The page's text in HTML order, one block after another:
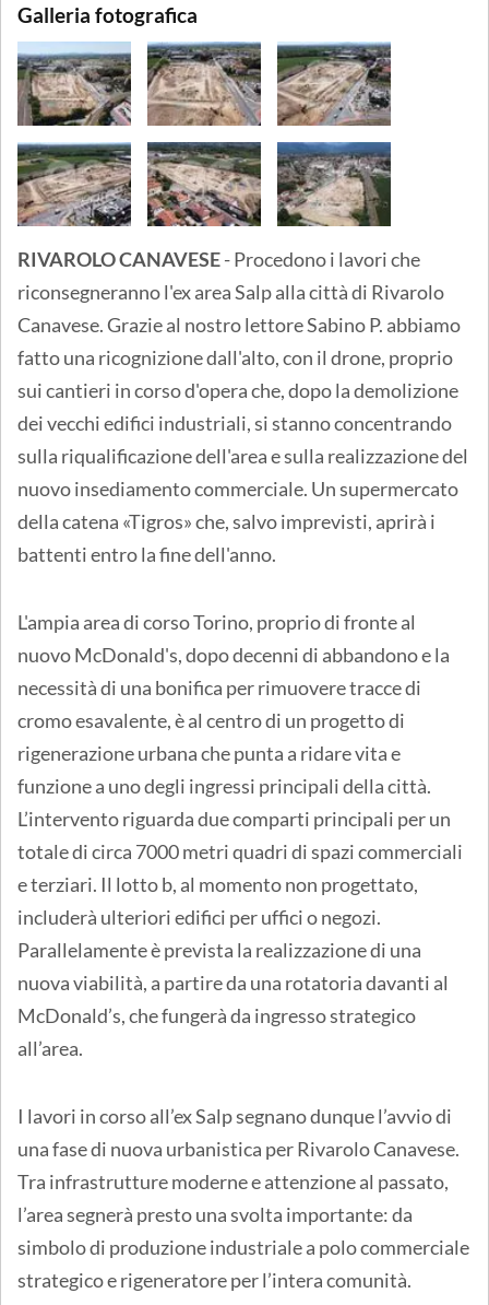
Galleria fotografica
RIVAROLO CANAVESE- Procedono i lavori che
riconsegneranno l'ex area Salp alla città di Rivarolo
Canavese. Grazie al nostro lettore Sabino P. abbiamo
fatto una ricognizione dall'alto, con il drone, proprio
sui cantieri in corso d'opera che, dopo la demolizione
dei vecchi edifici industriali, si stanno concentrando
sulla riqualificazione dell'area e sulla realizzazione del
nuovo insediamento commerciale. Un supermercato
della catena «Tigros» che, salvo imprevisti, aprirà i
battenti entro la fine dell'anno.
L'ampia area di corso Torino, proprio di fronte al
nuovo McDonald's, dopo decenni di abbandono e la
necessità di una bonifica per rimuovere tracce di
cromo esavalente, è al centro di un progetto di
rigenerazione urbana che punta a ridare vita e
funzione a uno degli ingressi principali della città.
L’intervento riguarda due comparti principali per un
totale di circa 7000 metri quadri di spazi commerciali
e terziari. Il lotto b, al momento non progettato,
includerà ulteriori edifici per uffici o negozi.
Parallelamente è prevista la realizzazione di una
nuova viabilità, a partire da una rotatoria davanti al
McDonald’s, che fungerà da ingresso strategico
all’area.
I lavori in corso all’ex Salp segnano dunque l’avvio di
una fase di nuova urbanistica per Rivarolo Canavese.
Tra infrastrutture moderne e attenzione al passato,
l’area segnerà presto una svolta importante: da
simbolo di produzione industriale a polo commerciale
strategico e rigeneratore per l’intera comunità.